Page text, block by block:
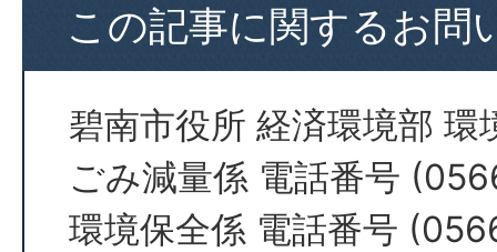
この記事に関するお問
碧南市役所 経済環境部 環
ごみ減量係 電話番号
環境保全係 電話番号